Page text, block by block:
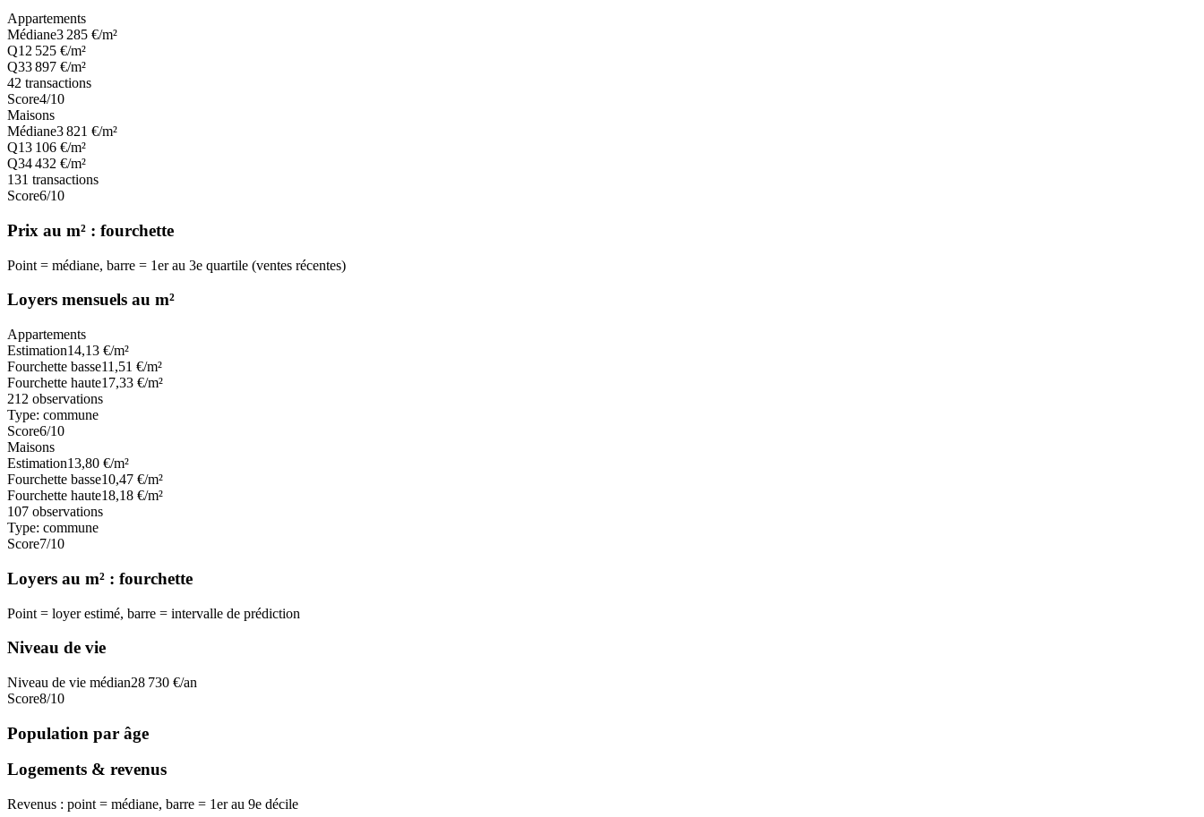
Appartements
Médiane3 285 €/m²
Q1 2 525 €/m²
Q33 897 €/m²
42 transactions
Score4/10
Maisons
Médiane3 821 €/m²
Q13 106 €/m²
Q34 432 €/m²
131 transactions
Score6/10
Prix au m² : fourchette
Point = médiane, barre = 1er au 3e quartile (ventes récentes)
Loyers mensuels au m²
Appartements
Estimation14,13 €/m²
Fourchette basse11,51 €/m²
Fourchette haute17,33 €/m²
212 observations
Type: commune
Score6/10
Maisons
Estimation13,80 €/m²
Fourchette basse10,47 €/m²
Fourchette haute18,18 €/m²
107 observations
Type: commune
Score7/10
Loyers au m² : fourchette
Point = loyer estimé, barre = intervalle de prédiction
Niveau de vie
Niveau de vie médian28 730 €/an
Score8/10
Population par âge
Logements & revenus
Revenus : point = médiane, barre = 1er au 9e décile